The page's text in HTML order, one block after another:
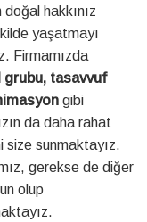
hakkınız
yaşatmayı
Firmamızda
grubu, tasavvuf
gibi
da daha rahat
size sunmaktayız.
gerekse de diğer
olup